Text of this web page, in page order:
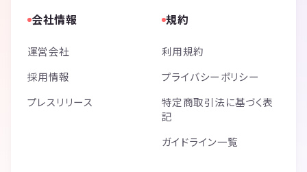
会社情報
運営会社
採用情報
プレスリリース
規約
利用規約
プライバシーポリシー
特定商取引法に基づく表
記
ガイドライン一覧